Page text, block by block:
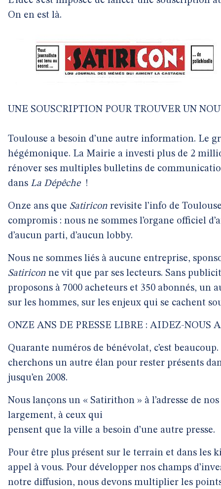
On en est là.
UNE SOUSCRIPTION POUR TROUVER UN
Toulouse a besoin d’une autre information. Le
hégémonique. La Mairie a investi plus de 2
rénover ses multiples bulletins de
dans La Dépêche !
Onze ans que Satiricon revisite l’info de
compromis : nous ne sommes l’organe officiel
d’aucun parti, d’aucun lobby.
Nous ne sommes liés à aucune entreprise,
Satiricon ne vit que par ses lecteurs. Sans
proposons à 7000 acheteurs et 350 abonnés, un
sur les hommes, sur les enjeux qui se cachent
ONZE ANS DE PRESSE LIBRE : AIDEZ-NOUS
Quarante numéros de bénévolat, c’est
cherchons un autre élan pour rester présents
jusqu’en 2008.
Nous lançons un « Satirithon » à l’adresse de
largement, à ceux qui
pensent que la ville a besoin d’une autre presse.
Pour être plus présent sur le terrain et dans les
appel à vous. Pour développer nos champs
notre diffusion, nous devons multiplier les